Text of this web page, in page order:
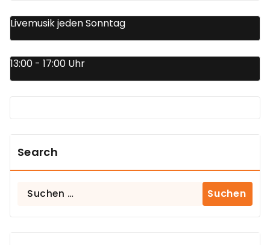
Livemusik jeden Sonntag
13:00 - 17:00 Uhr
Search
Suchen